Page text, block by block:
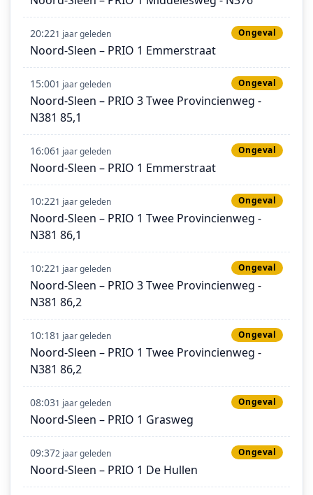
20:221 jaar geleden Ongeval
Noord-Sleen – PRIO 1 Emmerstraat
15:001 jaar geleden Ongeval
Noord-Sleen – PRIO 3 Twee Provincienweg -
N381 85,1
16:061 jaar geleden Ongeval
Noord-Sleen – PRIO 1 Emmerstraat
10:221 jaar geleden Ongeval
Noord-Sleen – PRIO 1 Twee Provincienweg -
N381 86,1
10:221 jaar geleden Ongeval
Noord-Sleen – PRIO 3 Twee Provincienweg -
N381 86,2
10:181 jaar geleden Ongeval
Noord-Sleen – PRIO 1 Twee Provincienweg -
N381 86,2
08:031 jaar geleden Ongeval
Noord-Sleen – PRIO 1 Grasweg
09:372 jaar geleden Ongeval
Noord-Sleen – PRIO 1 De Hullen